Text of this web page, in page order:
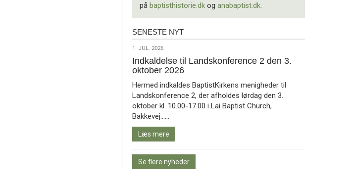
på baptisthistorie.dk og anabaptist.dk
Seneste
SENESTE NYT
1.
jul.
2026
1. JUL. 2026
Indkaldelse til Landskonference 2 den 3.
oktober 2026
Hermed indkaldes BaptistKirkens menigheder til
Landskonference 2, der afholdes lørdag den 3.
oktober kl. 10.00-17.00 i Lai Baptist Church,
Bakkevej……
mere
Læs mere
Se flere nyheder